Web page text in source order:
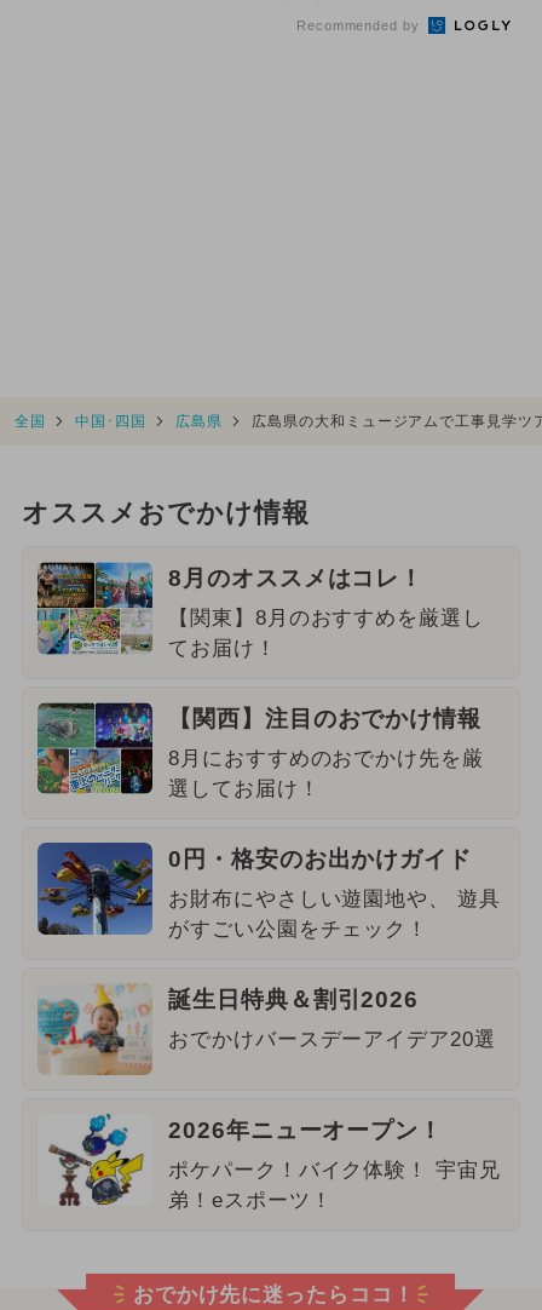
Recommended by
全国 中国･四国 広島県 広島県の大和ミュージアムで工事見学
オススメおでかけ情報
8月のオススメはコレ！
【関東】8月のおすすめを厳選し
てお届け！
【関西】注目のおでかけ情報
8月におすすめのおでかけ先を厳
選してお届け！
0円・格安のお出かけガイド
お財布にやさしい遊園地や、 遊具
がすごい公園をチェック！
誕生日特典＆割引2026
おでかけバースデーアイデア20選
2026年ニューオープン！
ポケパーク！バイク体験！ 宇宙兄
弟！eスポーツ！
おでかけ先に迷ったらココ！